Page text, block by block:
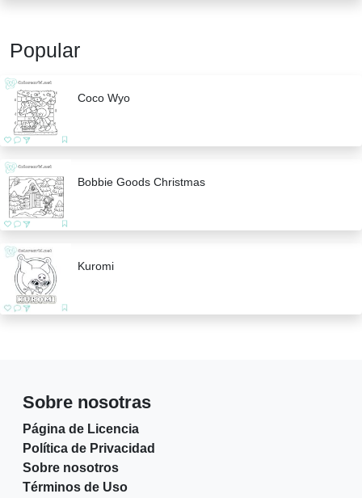
Popular
Coco Wyo
Bobbie Goods Christmas
Kuromi
Sobre nosotras
Página de Licencia
Política de Privacidad
Sobre nosotros
Términos de Uso